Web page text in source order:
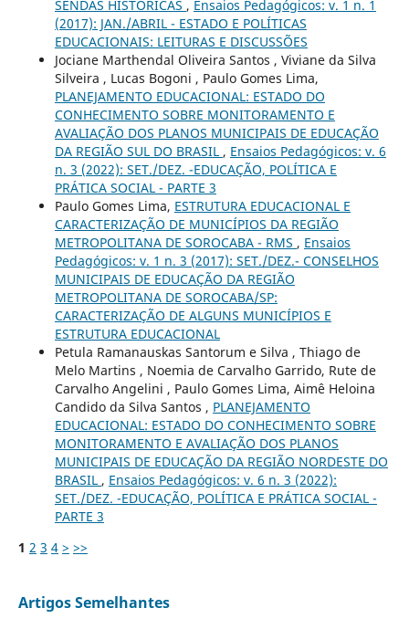
SENDAS HISTÓRICAS , Ensaios Pedagógicos: v. 1 n. 1
(2017): JAN./ABRIL - ESTADO E POLÍTICAS
EDUCACIONAIS: LEITURAS E DISCUSSÕES
Jociane Marthendal Oliveira Santos , Viviane da Silva
Silveira , Lucas Bogoni , Paulo Gomes Lima,
PLANEJAMENTO EDUCACIONAL: ESTADO DO
CONHECIMENTO SOBRE MONITORAMENTO E
AVALIAÇÃO DOS PLANOS MUNICIPAIS DE EDUCAÇÃO
DA REGIÃO SUL DO BRASIL , Ensaios Pedagógicos: v. 6
n. 3 (2022): SET./DEZ. -EDUCAÇÃO, POLÍTICA E
PRÁTICA SOCIAL - PARTE 3
Paulo Gomes Lima, ESTRUTURA EDUCACIONAL E
CARACTERIZAÇÃO DE MUNICÍPIOS DA REGIÃO
METROPOLITANA DE SOROCABA - RMS , Ensaios
Pedagógicos: v. 1 n. 3 (2017): SET./DEZ.- CONSELHOS
MUNICIPAIS DE EDUCAÇÃO DA REGIÃO
METROPOLITANA DE SOROCABA/SP:
CARACTERIZAÇÃO DE ALGUNS MUNICÍPIOS E
ESTRUTURA EDUCACIONAL
Petula Ramanauskas Santorum e Silva , Thiago de
Melo Martins , Noemia de Carvalho Garrido, Rute de
Carvalho Angelini , Paulo Gomes Lima, Aimê Heloina
Candido da Silva Santos , PLANEJAMENTO
EDUCACIONAL: ESTADO DO CONHECIMENTO SOBRE
MONITORAMENTO E AVALIAÇÃO DOS PLANOS
MUNICIPAIS DE EDUCAÇÃO DA REGIÃO NORDESTE DO
BRASIL , Ensaios Pedagógicos: v. 6 n. 3 (2022):
SET./DEZ. -EDUCAÇÃO, POLÍTICA E PRÁTICA SOCIAL -
PARTE 3
1 2 3 4 > >>
Artigos Semelhantes